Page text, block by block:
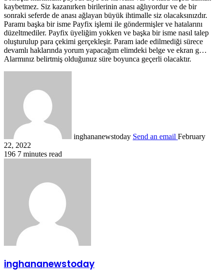
kaybetmez. Siz kazanırken birilerinin anası ağlıyordur ve de bir
sonraki seferde de anası ağlayan büyük ihtimalle siz olacaksınızdır.
Paramı başka bir isme Payfix işlemi ile göndermişler ve hatalarını
düzeltmediler. Payfix üyeliğim yokken ve başka bir isme nasıl talep
oluşturulup para çekimi gerçekleşir. Param iade edilmediği sürece
devamlı haklarında yorum yapacağım elimdeki belge ve ekran g…
Alarmınız belirtmiş olduğunuz süre boyunca geçerli olacaktır.
inghananewstoday Send an email February
22, 2022
196 7 minutes read
inghananewstoday